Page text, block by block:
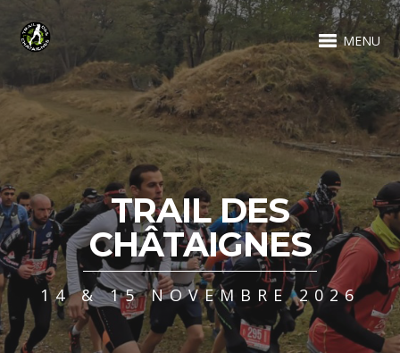
MENU
TRAIL DES
CHÂTAIGNES
14 & 15 NOVEMBRE 2026